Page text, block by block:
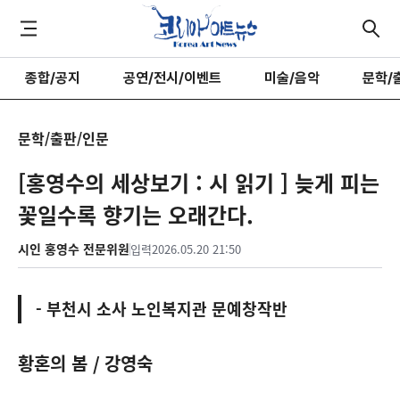
종합/공지 공연/전시/이벤트 미술/음악 문학/
문학/출판/인문
[홍영수의 세상보기 : 시 읽기 ] 늦게 피는
꽃일수록 향기는 오래간다.
시인 홍영수 전문위원입력2026.05.20 21:50
- 부천시 소사 노인복지관 문예창작반
황혼의 봄 / 강영숙